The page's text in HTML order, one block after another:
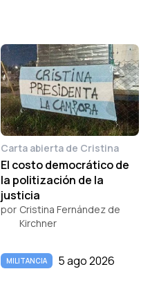
Carta abierta de Cristina
El costo democrático de
la politización de la
justicia
por Cristina Fernández de
Kirchner
MILITANCIA 5 ago 2026